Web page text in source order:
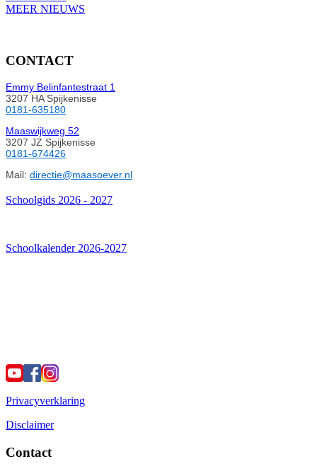
MEER NIEUWS
CONTACT
Emmy Belinfantestraat 1
3207 HA Spijkenisse
0181-635180
Maaswijkweg 52
3207 JZ Spijkenisse
0181-674426
Mail: directie@maasoever.nl
Schoolgids 2026 - 2027
Schoolkalender 2026-2027
Privacyverklaring
Disclaimer
Contact